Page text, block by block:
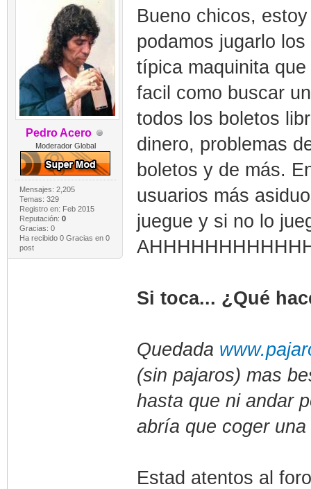
Pedro Acero
Moderador Global
Mensajes: 2,205
Temas: 329
Registro en: Feb 2015
Reputación: 0
Gracias: 0
Ha recibido 0 Gracias en 0
post
Bueno chicos,
podamos jugarlo
típica maquinita
facil como buscar
todos los boletos
dinero, problemas
boletos y de más.
usuarios más
juegue y si no lo
Si toca... ¿Qué
Quedada
(sin pajaros) mas
hasta que ni andar
abría que coger
Estad atentos al